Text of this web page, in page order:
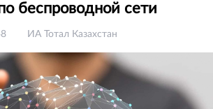
беспроводной сети
ИА Тотал Казахстан